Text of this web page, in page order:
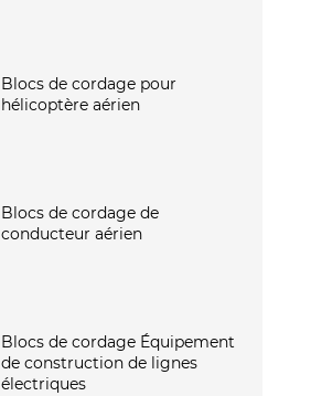
Blocs de cordage pour
hélicoptère aérien
Blocs de cordage de
conducteur aérien
Blocs de cordage Équipement
de construction de lignes
électriques